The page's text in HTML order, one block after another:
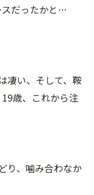
スだったかと…
凄い、そして、鞍
歳、これから注
り、噛み合わなか